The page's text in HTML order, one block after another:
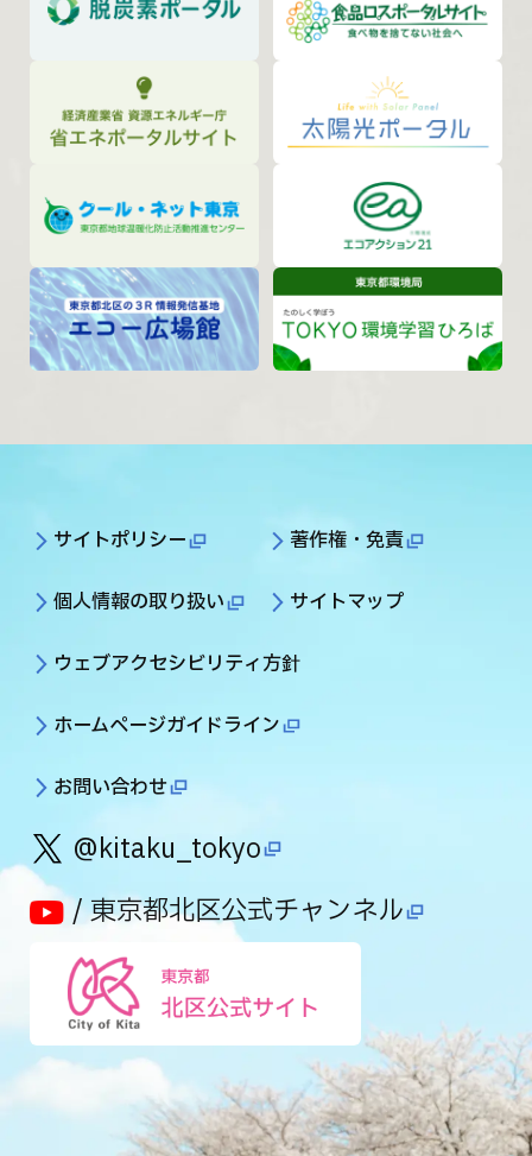
サイトポリシー 著作権・免責
個人情報の取り扱い サイトマップ
ウェブアクセシビリティ方針
ホームページガイドライン
お問い合わせ
@kitaku_tokyo
/ 東京都北区公式チャンネル